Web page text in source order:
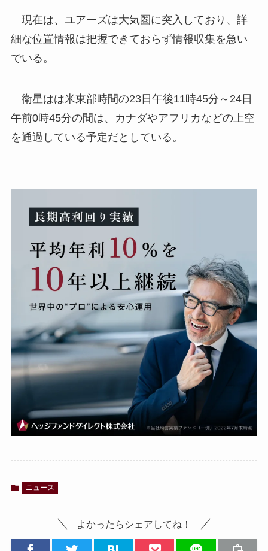
現在は、ユアーズは大気圏に突入しており、詳
細な位置情報は把握できておらず情報収集を急い
でいる。
衛星はは米東部時間の23日午後11時45分～24日
午前0時45分の間は、カナダやアフリカなどの上空
を通過している予定だとしている。
ニュース
よかったらシェアしてね！